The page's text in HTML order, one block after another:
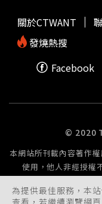
為提供最佳服務，本
查看，若繼續瀏覽網
關於CTWANT
發燒熱搜
Facebook
© 2020
本網站所刊載內容著作
使用，他人非經授權